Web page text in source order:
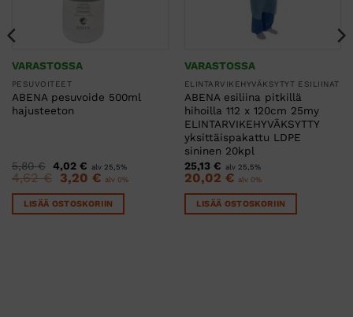
VARASTOSSA
PESUVOITEET
ABENA pesuvoide 500ml
hajusteeton
5,80€ Alkuperäinen
hinta
oli:
5,80 €.
4,02 €Nykyinen
hinta
on:
4,02 €.
alv 25,5%
4,62€
Alkuperäinen
hinta
oli:
4,62 €.
3,20 €Nykyinen
hinta
on:
3,20 €.
alv 0%
LISÄÄ OSTOSKORIIN
VARASTOSSA
ELINTARVIKEHYVÄKSYTYT ESILIINAT
ABENA esiliina pitkillä
hihoilla 112 x 120cm 25my
ELINTARVIKEHYVÄKSYTTY
yksittäispakattu LDPE
sininen 20kpl
25,13 € alv 25,5%
20,02 € alv 0%
LISÄÄ OSTOSKORIIN